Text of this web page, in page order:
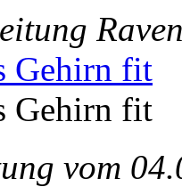
Gehirn fit
Gehirn fit
vom